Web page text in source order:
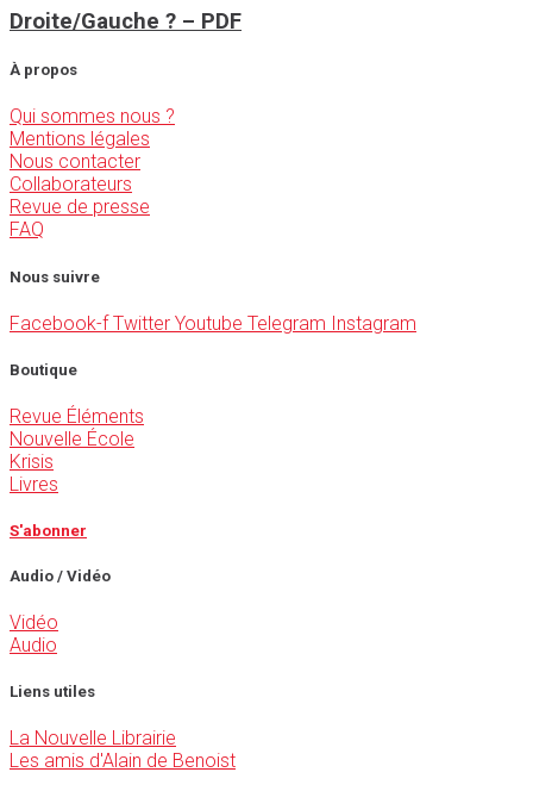
Droite/Gauche ? – PDF
À propos
Qui sommes nous ?
Mentions légales
Nous contacter
Collaborateurs
Revue de presse
FAQ
Nous suivre
Facebook-f Twitter Youtube Telegram Instagram
Boutique
Revue Éléments
Nouvelle École
Krisis
Livres
S'abonner
Audio / Vidéo
Vidéo
Audio
Liens utiles
La Nouvelle Librairie
Les amis d'Alain de Benoist